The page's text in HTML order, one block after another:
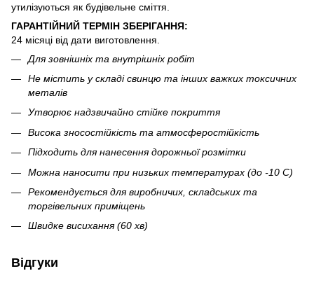
утилізуються як будівельне сміття.
ГАРАНТІЙНИЙ ТЕРМІН ЗБЕРІГАННЯ:
24 місяці від дати виготовлення.
Для зовнішніх та внутрішніх робіт
Не містить у складі свинцю та інших важких токсичних
металів
Утворює надзвичайно стійке покриття
Висока зносостійкість та атмосферостійкість
Підходить для нанесення дорожньої розмітки
Можна наносити при низьких температурах (до -10 С)
Рекомендується для виробничих, складських та
торгівельних приміщень
Швидке висихання (60 хв)
Відгуки